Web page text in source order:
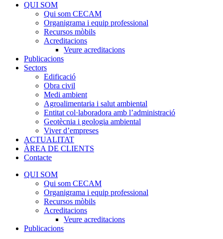
QUI SOM
Qui som CECAM
Organigrama i equip professional
Recursos mòbils
Acreditacions
Veure acreditacions
Publicacions
Sectors
Edificació
Obra civil
Medi ambient
Agroalimentaria i salut ambiental
Entitat col·laboradora amb l’administració
Geotècnia i geologia ambiental
Viver d’empreses
ACTUALITAT
ÀREA DE CLIENTS
Contacte
QUI SOM
Qui som CECAM
Organigrama i equip professional
Recursos mòbils
Acreditacions
Veure acreditacions
Publicacions